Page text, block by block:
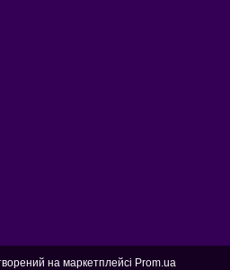
на маркетплейсі Prom.ua